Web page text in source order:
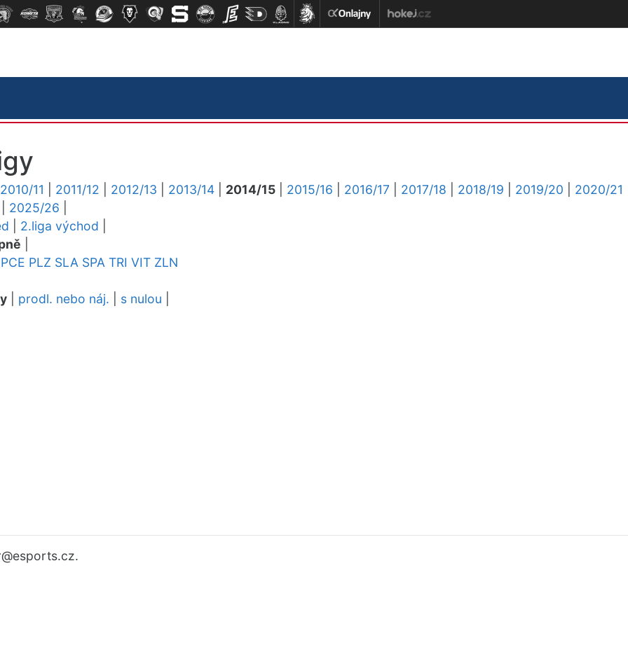
2010/11 2011/12 2012/13 2013/14 2014/15 2015/16 2016/17 2017/18 2018/19 2019/20
2020/21
2025/26
2.liga východ
PCE PLZ SLA SPA TRI VIT ZLN
prodl. nebo náj. s nulou
@esports.cz.